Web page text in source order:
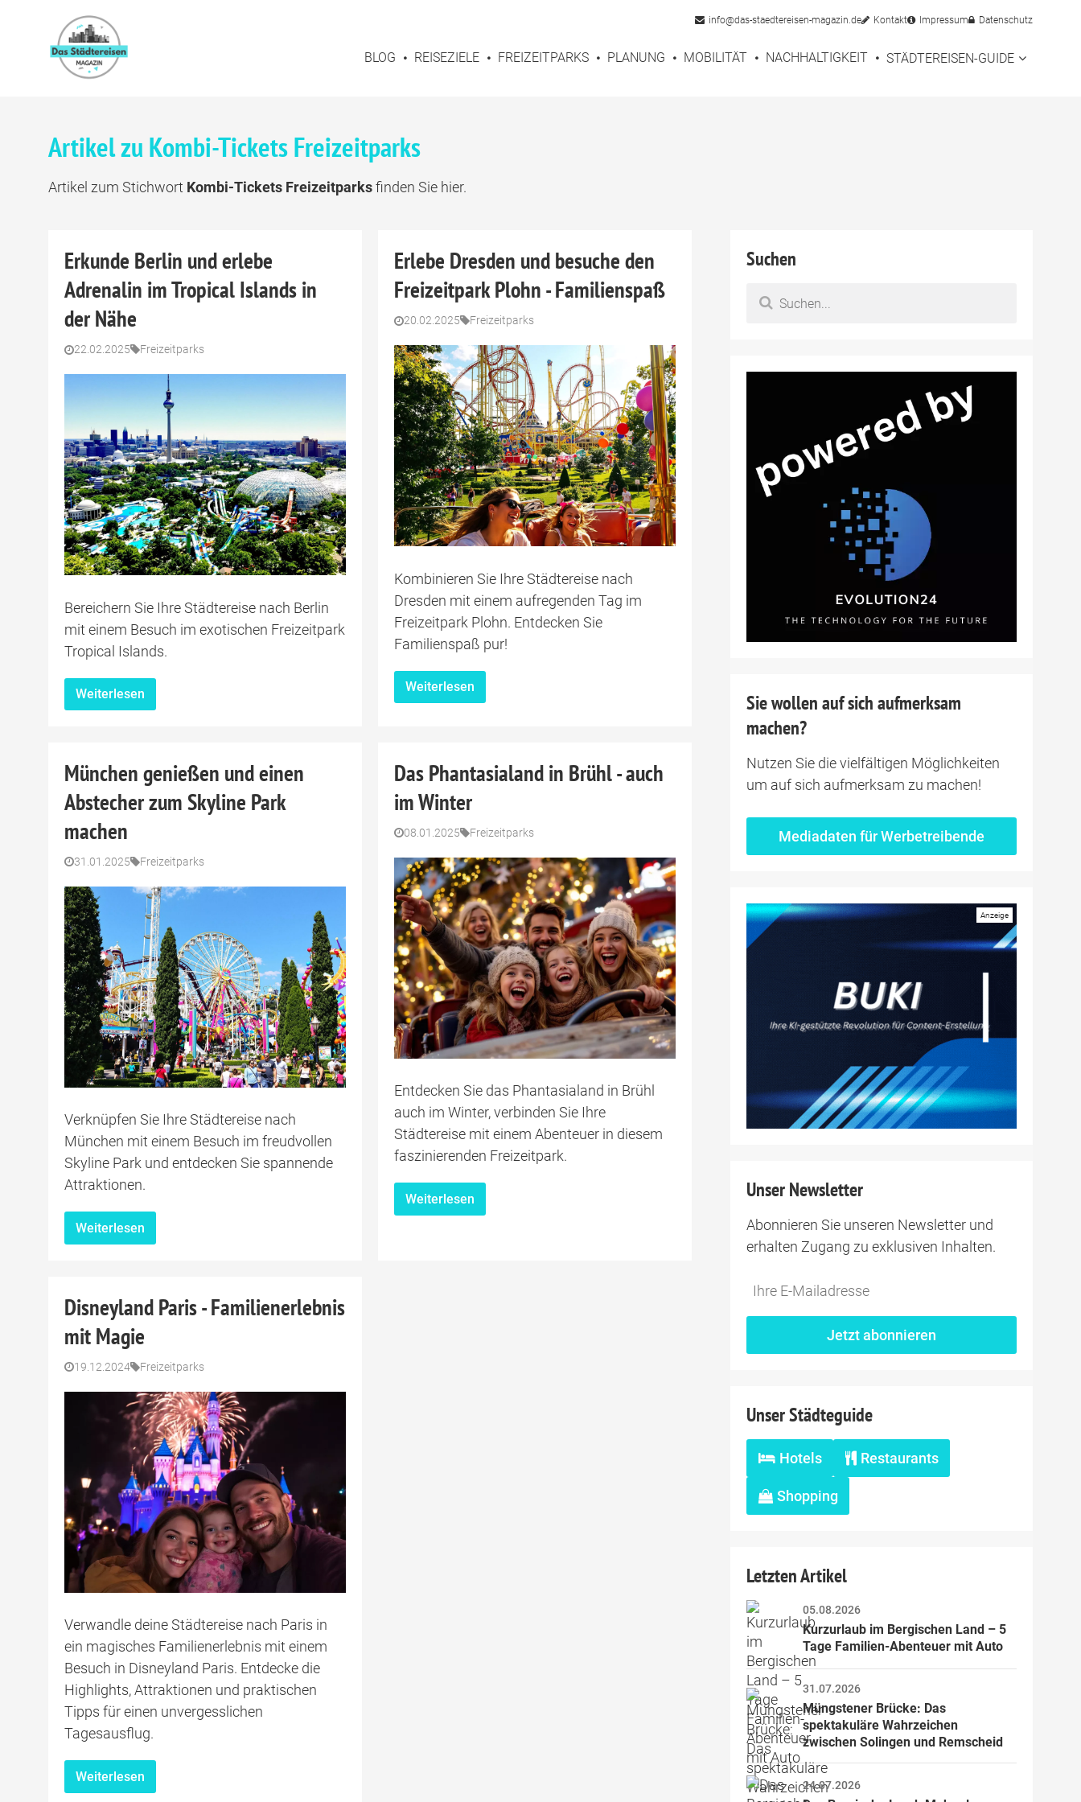
info@das-staedtereisen-magazin.de Kontakt Impressum Datenschutz
BLOG REISEZIELE FREIZEITPARKS PLANUNG MOBILITÄT NACHHALTIGKEIT STÄDTEREISEN-GUIDE
Artikel zu Kombi-Tickets Freizeitparks
Artikel zum Stichwort Kombi-Tickets Freizeitparksfinden Sie hier.
Erkunde Berlin und erlebe
Adrenalin im Tropical Islands in
der Nähe
22.02.2025 Freizeitparks
Bereichern Sie Ihre Städtereise nach Berlin
mit einem Besuch im exotischen Freizeitpark
Tropical Islands.
Weiterlesen
Erlebe Dresden und besuche den
Freizeitpark Plohn - Familienspaß
20.02.2025 Freizeitparks
Kombinieren Sie Ihre Städtereise nach
Dresden mit einem aufregenden Tag im
Freizeitpark Plohn. Entdecken Sie
Familienspaß pur!
Weiterlesen
München genießen und einen
Abstecher zum Skyline Park
machen
31.01.2025 Freizeitparks
Verknüpfen Sie Ihre Städtereise nach
München mit einem Besuch im freudvollen
Skyline Park und entdecken Sie spannende
Attraktionen.
Weiterlesen
Das Phantasialand in Brühl - auch
im Winter
08.01.2025 Freizeitparks
Entdecken Sie das Phantasialand in Brühl
auch im Winter, verbinden Sie Ihre
Städtereise mit einem Abenteuer in diesem
faszinierenden Freizeitpark.
Weiterlesen
Disneyland Paris - Familienerlebnis
mit Magie
19.12.2024 Freizeitparks
Verwandle deine Städtereise nach Paris in
ein magisches Familienerlebnis mit einem
Besuch in Disneyland Paris. Entdecke die
Highlights, Attraktionen und praktischen
Tipps für einen unvergesslichen
Tagesausflug.
Weiterlesen
Suchen
Sie wollen auf sich aufmerksam
machen?
Nutzen Sie die vielfältigen Möglichkeiten
um auf sich aufmerksam zu machen!
Mediadaten für Werbetreibende
Unser Newsletter
Abonnieren Sie unseren Newsletter und
erhalten Zugang zu exklusiven Inhalten.
Jetzt abonnieren
Unser Städteguide
Hotels Restaurants
Shopping
Letzten Artikel
05.08.2026
Kurzurlaub im Bergischen Land – 5
Tage Familien-Abenteuer mit Auto
31.07.2026
Müngstener Brücke: Das
spektakuläre Wahrzeichen
zwischen Solingen und Remscheid
24.07.2026